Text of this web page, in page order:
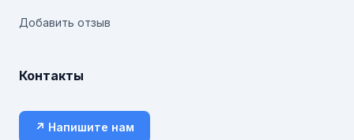
Добавить отзыв
Контакты
↗ Напишите нам